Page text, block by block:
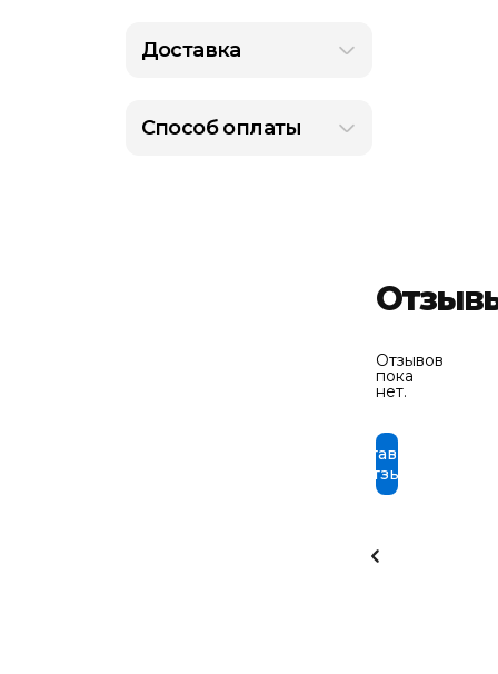
Доставка
Способ оплаты
Отзывов
пока
нет.
Оставить
отзыв